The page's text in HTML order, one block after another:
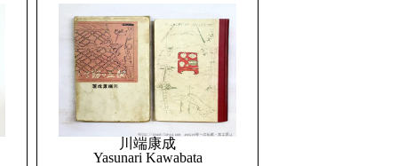
川端康成
Yasunari Kawabata